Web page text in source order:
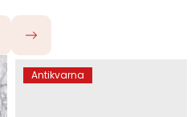
Antikvarna